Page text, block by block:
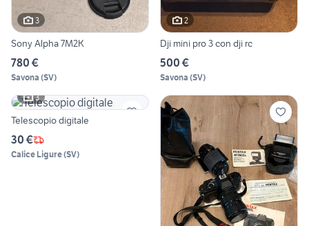
3
Sony Alpha 7M2K
780 €
Savona (SV)
2
Dji mini pro 3 con dji rc
500 €
Savona (SV)
3
Telescopio digitale
30 €
Calice Ligure(SV)